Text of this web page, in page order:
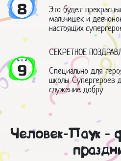
8
Это будет
мальчишек и
настоящих
9
СЕКРЕТНОЕ
Специально для
школы Супергероев
служение добру
Человек-Паук -